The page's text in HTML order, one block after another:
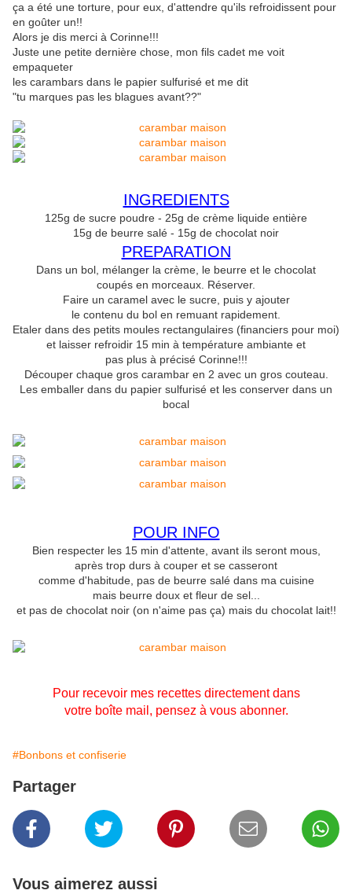
ça a été une torture, pour eux, d'attendre qu'ils refroidissent pour
en goûter un!!
Alors je dis merci à Corinne!!!
Juste une petite dernière chose, mon fils cadet me voit
empaqueter
les carambars dans le papier sulfurisé et me dit
"tu marques pas les blagues avant??"
INGREDIENTS
125g de sucre poudre - 25g de crème liquide entière
15g de beurre salé - 15g de chocolat noir
PREPARATION
Dans un bol, mélanger la crème, le beurre et le chocolat
coupés en morceaux. Réserver.
Faire un caramel avec le sucre, puis y ajouter
le contenu du bol en remuant rapidement.
Etaler dans des petits moules rectangulaires (financiers pour moi)
et laisser refroidir 15 min à température ambiante et
pas plus à précisé Corinne!!!
Découper chaque gros carambar en 2 avec un gros couteau.
Les emballer dans du papier sulfurisé et les conserver dans un
bocal
POUR INFO
Bien respecter les 15 min d'attente, avant ils seront mous,
après trop durs à couper et se casseront
comme d'habitude, pas de beurre salé dans ma cuisine
mais beurre doux et fleur de sel...
et pas de chocolat noir (on n'aime pas ça) mais du chocolat lait!!
Pour recevoir mes recettes directement dans
votre boîte mail, pensez à vous abonner.
#Bonbons et confiserie
Partager
Vous aimerez aussi